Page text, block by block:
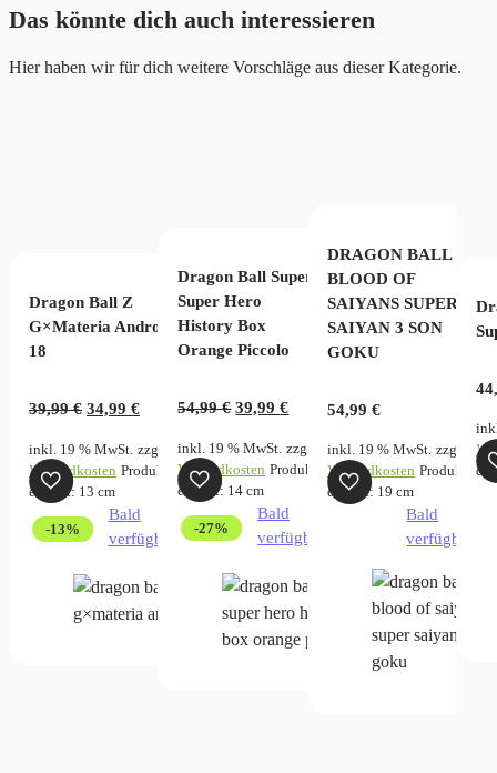
Das könnte dich auch interessieren
Hier haben wir für dich weitere Vorschläge aus dieser Kategorie.
Dragon Ball Z
G×Materia Android
18
39,99€ Ursprünglicher
war:
39,99 €
34,99€Aktueller
ist:
34,99 €.
inkl. 19 % MwSt. zzgl.
Versandkosten Produkt
enthält: 13cm
Bald
verfügbar
-13%
Dragon Ball Super
Super Hero
History Box
Orange Piccolo
54,99€ Ursprünglicher
war:
54,99 €
39,99€Aktueller
ist:
39,99 €.
inkl. 19 % MwSt. zzgl.
Versandkosten Produkt
enthält: 14cm
Bald
verfügbar
-27%
DRAGON BALL Z
BLOOD OF
SAIYANS SUPER
SAIYAN 3 SON
GOKU
54,99 €
inkl. 19 % MwSt. zzgl.
Versandkosten Produkt
enthält: 19 cm
Bald
verfügbar
cm